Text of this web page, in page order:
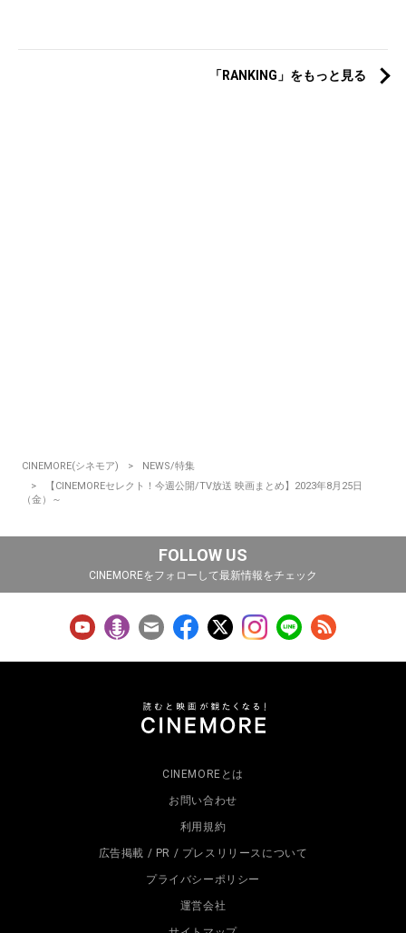
「RANKING」をもっと見る
CINEMORE(シネモア)
NEWS/特集
【CINEMOREセレクト！今週公開/TV放送 映画まとめ】2023年8月25日
（金）～
FOLLOW US
CINEMOREをフォローして最新情報をチェック
CINEMOREとは
お問い合わせ
利用規約
広告掲載 / PR / プレスリリースについて
プライバシーポリシー
運営会社